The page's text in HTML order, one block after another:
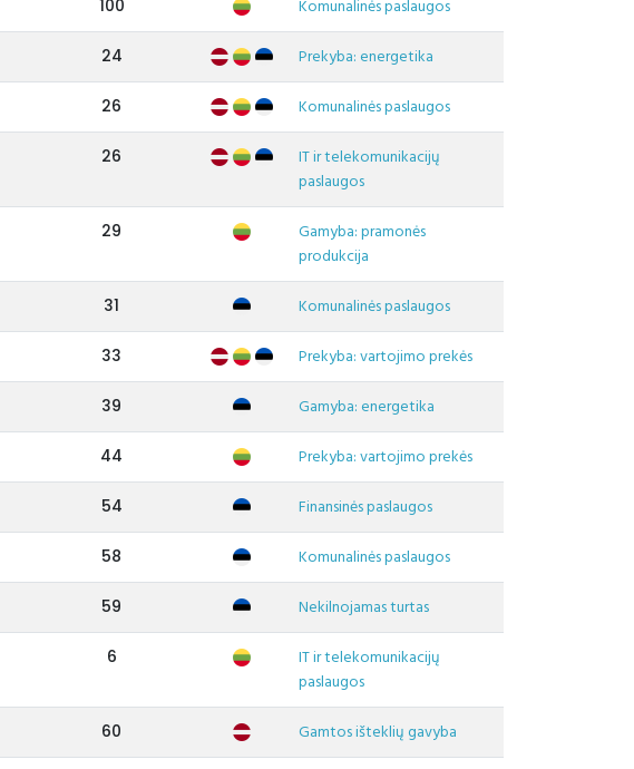
100 Komunalinės paslaugos
24 Prekyba: energetika
26 Komunalinės paslaugos
26
IT ir telekomunikacijų
paslaugos
29
Gamyba: pramonės
produkcija
31 Komunalinės paslaugos
33 Prekyba: vartojimo prekės
39 Gamyba: energetika
44 Prekyba: vartojimo prekės
54 Finansinės paslaugos
58 Komunalinės paslaugos
59 Nekilnojamas turtas
6
IT ir telekomunikacijų
paslaugos
60 Gamtos išteklių gavyba